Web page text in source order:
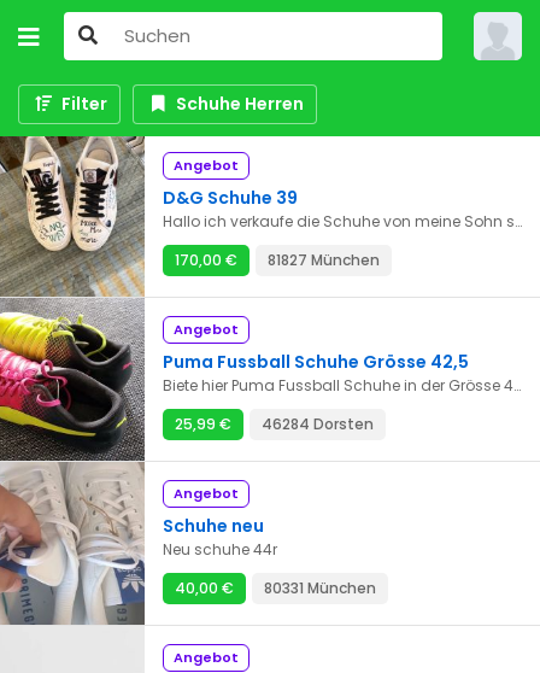
Filter Schuhe Herren
Angebot
D&G Schuhe 39
Hallo ich verkaufe die Schuhe von meine Sohn sie sind in einem guten Zustand bei Fragen können sie mich gerne anrufen
170,00 €
81827 München
Angebot
Puma Fussball Schuhe Grösse 42,5
Biete hier Puma Fussball Schuhe in der Grösse 42,5 EU an. Die Schuhe wurden nur 3 mal beim Training benutzt. Natürlich können Sie den Artikel besichtigen vor dem Kauf. Wir sind alle 3 mal geimpft, dies nur zur Covid 19 Lage.
25,99 €
46284 Dorsten
Angebot
Schuhe neu
Neu schuhe 44r
40,00 €
80331 München
Angebot